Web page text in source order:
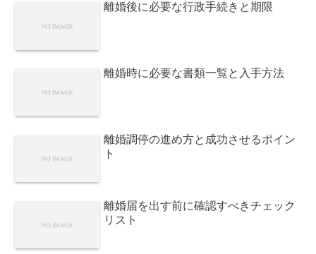
離婚後に必要な行政手続きと期限
離婚時に必要な書類一覧と入手方法
離婚調停の進め方と成功させるポイン
ト
離婚届を出す前に確認すべきチェック
リスト